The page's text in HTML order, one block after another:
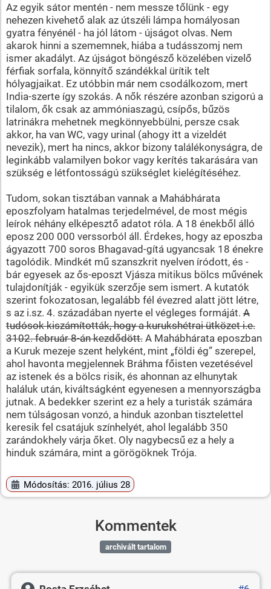
Az egyik sátor mentén - nem messze tőlünk - egy
nehezen kivehető alak az útszéli lámpa homályosan
gyatra fényénél - ha jól látom - újságot olvas. Nem
akarok hinni a szememnek, hiába a tudásszomj nem
ismer akadályt. Az újságot böngésző közelében vizelő
férfiak sorfala, könnyítő szándékkal ürítik telt
hólyagjaikat. Ez utóbbin már nem csodálkozom, mert
India-szerte így szokás. A nők részére azonban szigorú a
tilalom, ők csak az ammóniaszagú, csípős, bűzös
latrinákra mehetnek megkönnyebbülni, persze csak
akkor, ha van WC, vagy urinal (ahogy itt a vizeldét
nevezik), mert ha nincs, akkor bizony találékonyságra, de
leginkább valamilyen bokor vagy kerítés takarására van
szükség e létfontosságú szükséglet kielégítéséhez.
Tudom, sokan tisztában vannak a Mahábhárata
eposzfolyam hatalmas terjedelmével, de most mégis
leírok néhány elképesztő adatot róla. A 18 énekből álló
eposz 200 000 verssorból áll. Érdekes, hogy az eposzba
ágyazott 700 soros Bhagavad-gítá ugyancsak 18 énekre
tagolódik. Mindkét mű szanszkrit nyelven íródott, és -
bár egyesek az ős-eposzt Vjásza mitikus bölcs művének
tulajdonítják - egyikük szerzője sem ismert. A kutatók
szerint fokozatosan, legalább fél évezred alatt jött létre,
s az i.sz. 4. századában nyerte el végleges formáját.A
tudósok kiszámították, hogy a kurukshétrai ütközet i.e.
3102. február 8-án kezdődött.A Mahábhárata eposzban
a Kuruk mezeje szent helyként, mint „földi ég” szerepel,
ahol havonta megjelennek Bráhma főisten vezetésével
az istenek és a bölcs risik, és ahonnan az elhunytak
haláluk után, kiváltságként egyenesen a mennyországba
jutnak. A bedekker szerint ez a hely a turisták számára
nem túlságosan vonzó, a hinduk azonban tisztelettel
keresik fel csatájuk színhelyét, ahol legalább 350
zarándokhely várja őket. Oly nagybecsű ez a hely a
hinduk számára, mint a görögöknek Trója.
Módosítás: 2016. július 28
Kommentek
archivált tartalom